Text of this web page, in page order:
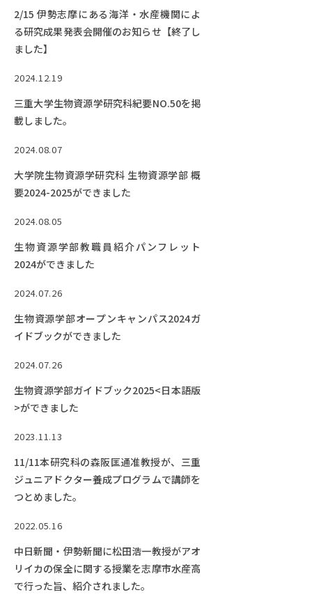
〒514-8507 三重県津市栗真町屋町1577
2/15 伊勢志摩にある海洋・水産機関によ
る研究成果発表会開催のお知らせ【終了し
ました】
2024.12.19
三重大学生物資源学研究科紀要NO.50を掲
載しました。
2024.08.07
大学院生物資源学研究科 生物資源学部 概
要2024-2025ができました
2024.08.05
生物資源学部教職員紹介パンフレット
2024ができました
2024.07.26
生物資源学部オープンキャンパス2024ガ
イドブックができました
2024.07.26
生物資源学部ガイドブック2025<日本語版
>ができました
2023.11.13
11/11本研究科の森阪匡通准教授が、三重
ジュニアドクター養成プログラムで講師を
つとめました。
2022.05.16
中日新聞・伊勢新聞に松田浩一教授がアオ
リイカの保全に関する授業を志摩市水産高
で行った旨、紹介されました。